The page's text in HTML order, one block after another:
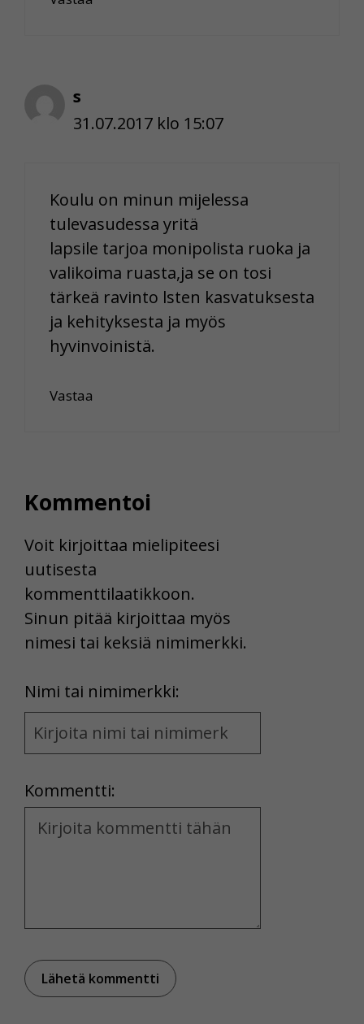
s
31.07.2017 klo 15:07
Koulu on minun mijelessa
tulevasudessa yritä
lapsile tarjoa monipolista ruoka ja
valikoima ruasta,ja se on tosi
tärkeä ravinto lsten kasvatuksesta
ja kehityksesta ja myös
hyvinvoinistä.
Vastaa
Kommentoi
Voit kirjoittaa mielipiteesi
uutisesta
kommenttilaatikkoon.
Sinun pitää kirjoittaa myös
nimesi tai keksiä nimimerkki.
Nimi tai nimimerkki:
Name
and
Kommentti:
Kommentti